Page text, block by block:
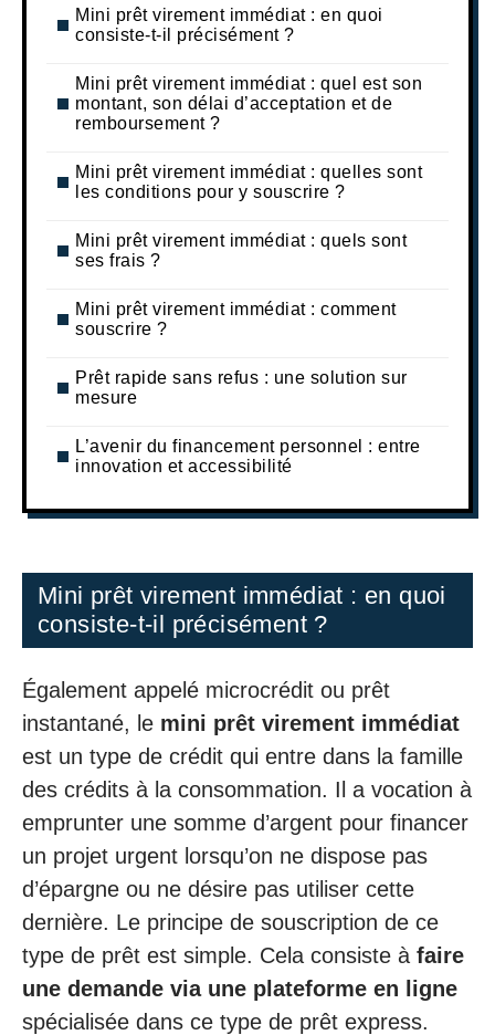
Mini prêt virement immédiat : en quoi
consiste-t-il précisément ?
Mini prêt virement immédiat : quel est son
montant, son délai d’acceptation et de
remboursement ?
Mini prêt virement immédiat : quelles sont
les conditions pour y souscrire ?
Mini prêt virement immédiat : quels sont
ses frais ?
Mini prêt virement immédiat : comment
souscrire ?
Prêt rapide sans refus : une solution sur
mesure
L’avenir du financement personnel : entre
innovation et accessibilité
Mini prêt virement immédiat : en quoi
consiste-t-il précisément ?
Également appelé microcrédit ou prêt
instantané, le mini prêt virement immédiat
est un type de crédit qui entre dans la famille
des crédits à la consommation. Il a vocation à
emprunter une somme d’argent pour financer
un projet urgent lorsqu’on ne dispose pas
d’épargne ou ne désire pas utiliser cette
dernière. Le principe de souscription de ce
type de prêt est simple. Cela consiste à faire
une demande via une plateforme en ligne
spécialisée dans ce type de prêt express.